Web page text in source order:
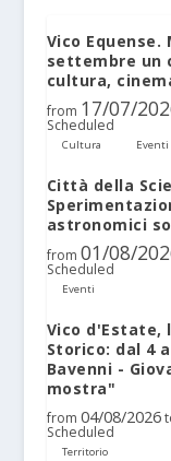
Vico
settembre un
cultura,
from 17/07/
Scheduled
Cultura Eventi
Città della
astronomici
from 01/08/
Scheduled
Eventi
Vico d'Estate,
Storico: dal 4
Bavenni -
mostra"
from 04/08/2026
Scheduled
Territorio